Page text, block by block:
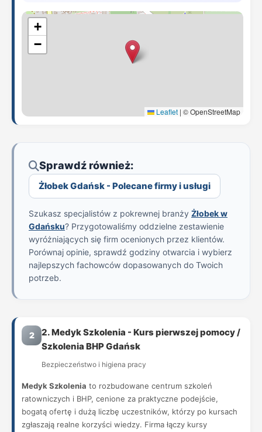
+
−
Leaflet | © OpenStreetMap
Sprawdź również:
Żłobek Gdańsk - Polecane firmy i usługi
Szukasz specjalistów z pokrewnej branży Żłobek w
Gdańsku? Przygotowaliśmy oddzielne zestawienie
wyróżniających się firm ocenionych przez klientów.
Porównaj opinie, sprawdź godziny otwarcia i wybierz
najlepszych fachowców dopasowanych do Twoich
potrzeb.
2
2. Medyk Szkolenia - Kurs pierwszej pomocy /
Szkolenia BHP Gdańsk
Bezpieczeństwo i higiena pracy
Medyk Szkolenia to rozbudowane centrum szkoleń
ratowniczych i BHP, cenione za praktyczne podejście,
bogatą ofertę i dużą liczbę uczestników, którzy po kursach
zgłaszają realne korzyści wiedzy. Firma łączy kursy